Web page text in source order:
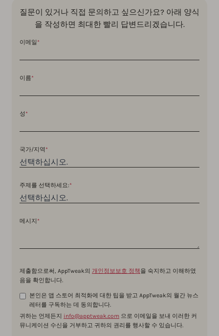
질문이 있거나 직접 문의하고 싶으신가요? 아래 양식
을 작성하면 최대한 빨리 답변드리겠습니다.
이메일 *
이름*
성*
국가/지역 *
주제를 선택하세요:*
메시지 *
제출함으로써, AppTweak의 개인정보보호 정책 을 숙지하고 이해하였
음을 확인합니다.
본인은 앱 스토어 최적화에 대한 팁을 받고 AppTweak의 월간 뉴스
레터를 구독하는 데 동의합니다.
귀하는 언제든지 info@apptweak.com 으로 이메일을 보내 이러한 커
뮤니케이션 수신을 거부하고 귀하의 권리를 행사할 수 있습니다.